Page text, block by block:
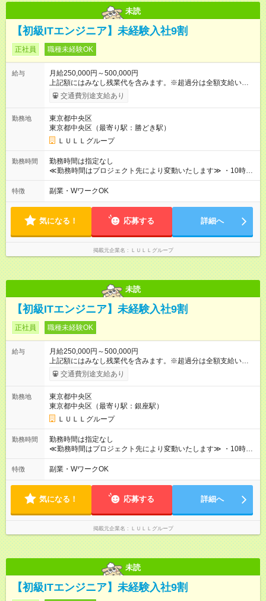
未読
【初級ITエンジニア】未経験入社9割
正社員 職種未経験OK
給与
月給250,000円～500,000円
上記額にはみなし残業代を含みます。※超過分は全額支給いたし
ます。 みなし残業代 21,675円／月 みなし残業時間 12時間／月 -
------------------------------------------------------- ≪経験者の方は以下と
万円～＋業績賞与＋交通費＋各種手当 ※固定残業代（30時間/6
万6，610円分）を含む。超過分は追加支給いたします 能力やス
キルを考慮し初任給を決定。経験者の方は前給考慮も可能で
す！ ◎昇給年1回（研修終了後） ◎賞与年2回（2月・8月）＋業
績賞与あり ◤スキルアップも、収入アップも。◢ 入社後の成長
や頑張りは、しっかり給与で還元しています。 実際にほぼ全員
上アップした社員も。 エンジニアへの還元率は業界高水準の
87％。 スキルを磨いた分だけ、収入アップも目指せる環境で
す！ 【試用期間】試用期間あり 試用期間の長さ：6ヶ月 ※ 雇用
形態と給与に、本採用時と異なる部分があります。 雇用形態：
中途採用（契約社員） 給与：月給 230,000円以上 上記額にはみ
なし残業代を含みます。※超過分は全額支給いたします。 みな
別途支給いたします ※研修期間中（最大12ヶ月間）も、試用期
交通費別途支給あり
勤務地
東京都中央区
東京都中央区（最寄り駅：勝どき駅）
ＬＵＬＬグループ
勤務時間
勤務時間は指定なし
≪勤務時間はプロジェクト先により変動いたします≫ ・10時00
分～19時00分（休憩1時間） ・9時00分～18時00分（休憩1時
間） ＼平日夜も、ちゃんと「自分時間」がつくれます／ 残業は
やサウナなど、 趣味の時間を楽しむ社員も多くいます◎
特徴 副業・WワークOK
気になる！ 応募する 詳細へ
掲載元企業名 ＬＵＬＬグループ
未読
【初級ITエンジニア】未経験入社9割
正社員 職種未経験OK
給与
月給250,000円～500,000円
上記額にはみなし残業代を含みます。※超過分は全額支給いたし
ます。 みなし残業代 21,675円／月 みなし残業時間 12時間／月 -
------------------------------------------------------- ≪経験者の方は以下と
万円～＋業績賞与＋交通費＋各種手当 ※固定残業代（30時間/6
万6，610円分）を含む。超過分は追加支給いたします 能力やス
キルを考慮し初任給を決定。経験者の方は前給考慮も可能で
す！ ◎昇給年1回（研修終了後） ◎賞与年2回（2月・8月）＋業
績賞与あり ◤スキルアップも、収入アップも。◢ 入社後の成長
や頑張りは、しっかり給与で還元しています。 実際にほぼ全員
上アップした社員も。 エンジニアへの還元率は業界高水準の
87％。 スキルを磨いた分だけ、収入アップも目指せる環境で
す！ 【試用期間】試用期間あり 試用期間の長さ：6ヶ月 ※ 雇用
形態と給与に、本採用時と異なる部分があります。 雇用形態：
中途採用（契約社員） 給与：月給 230,000円以上 上記額にはみ
なし残業代を含みます。※超過分は全額支給いたします。 みな
別途支給いたします ※研修期間中（最大12ヶ月間）も、試用期
交通費別途支給あり
勤務地
東京都中央区
東京都中央区（最寄り駅：銀座駅）
ＬＵＬＬグループ
勤務時間
勤務時間は指定なし
≪勤務時間はプロジェクト先により変動いたします≫ ・10時00
分～19時00分（休憩1時間） ・9時00分～18時00分（休憩1時
間） ＼平日夜も、ちゃんと「自分時間」がつくれます／ 残業は
やサウナなど、 趣味の時間を楽しむ社員も多くいます◎
特徴 副業・WワークOK
気になる！ 応募する 詳細へ
掲載元企業名 ＬＵＬＬグループ
未読
【初級ITエンジニア】未経験入社9割